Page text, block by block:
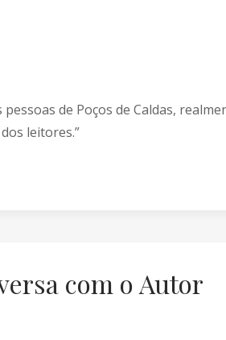
de Poços de Caldas,
leitores.”
com o Autor